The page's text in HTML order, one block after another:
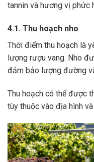
tannin và hương vị phức
4.1. Thu hoạch nho
Thời điểm thu hoạch là
lượng rượu vang. Nho
đảm bảo lượng đường
Thu hoạch có thể được
tùy thuộc vào địa hình